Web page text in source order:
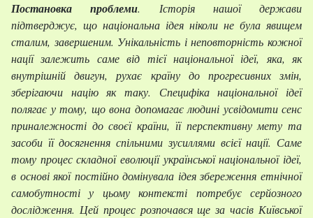
Постановка проблеми. Історія нашої держави
підтверджує, що національна ідея ніколи не була явищем
сталим, завершеним. Унікальність і неповторність кожної
нації залежить саме від тієї національної ідеї, яка, як
внутрішній двигун, рухає країну до прогресивних змін,
зберігаючи націю як таку. Специфіка національної ідеї
полягає у тому, що вона допомагає людині усвідомити сенс
приналежності до своєї країни, її перспективну мету та
засоби її досягнення спільними зусиллями всієї нації. Саме
тому процес складної еволюції української національної ідеї,
в основі якої постійно домінувала ідея збереження етнічної
самобутності у цьому контексті потребує серйозного
дослідження. Цей процес розпочався ще за часів Київської